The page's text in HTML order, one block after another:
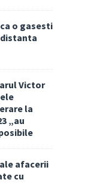
o gasesti
Victor
la
„au
afacerii
cu